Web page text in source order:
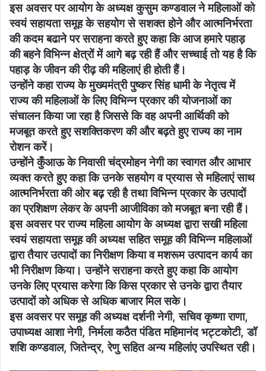
इस अवसर पर आयोग के अध्यक्ष कुसुम कण्डवाल ने महिलाओं को
स्वयं सहायता समूह के सहयोग से सशक्त होने और आत्मनिर्भरता
की कदम बढाने पर सराहना करते हुए कहा कि आज हमारे पहाड़
की बहने विभिन्न क्षेत्रों में आगे बढ़ रही हैं और सच्चाई तो यह है कि
पहाड़ के जीवन की रीढ़ की महिलाएं ही होती हैं।
उन्होंने कहा राज्य के मुख्यमंत्री पुष्कर सिंह धामी के नेतृत्व में
राज्य की महिलाओं के लिए विभिन्न प्रकार की योजनाओं का
संचालन किया जा रहा है जिससे कि वह अपनी आर्थिकी को
मजबूत करते हुए सशक्तिकरण की और बढ़ते हुए राज्य का नाम
रोशन करें।
उन्होंने कुँआऊ के निवासी चंद्रमोहन नेगी का स्वागत और आभार
व्यक्त करते हुए कहा कि उनके सहयोग व प्रयास से महिलाएं साथ
आत्मनिर्भरता की ओर बढ़ रही है तथा विभिन्न प्रकार के उत्पादों
का प्रशिक्षण लेकर के अपनी आजीविका को मजबूत बना रही हैं।
इस अवसर पर राज्य महिला आयोग के अध्यक्ष द्वारा सखी महिला
स्वयं सहायता समूह की अध्यक्ष सहित समूह की विभिन्न महिलाओं
द्वारा तैयार उत्पादों का निरीक्षण किया व मशरूम उत्पादन कार्य का
भी निरीक्षण किया। उन्होंने सराहना करते हुए कहा कि आयोग
उनके लिए प्रयास करेगा कि किस प्रकार से उनके द्वारा तैयार
उत्पादों को अधिक से अधिक बाजार मिल सके।
इस अवसर पर समूह की अध्यक्ष दर्शनी नेगी, सचिव कृष्णा राणा,
उपाध्यक्ष आशा नेगी, निर्मला कठैत पंडित महिमानंद भट्टकोटी, डॉ
शशि कण्डवाल, जितेन्द्र, रेणु सहित अन्य महिलांए उपस्थित रही।